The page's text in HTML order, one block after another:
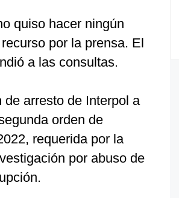
quiso hacer ningún
por la prensa. El
a las consultas.
de arresto de Interpol a
orden de
requerida por la
por abuso de